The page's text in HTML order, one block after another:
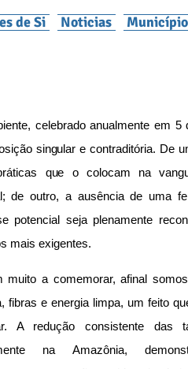
de Si Noticias
celebrado anualmente em 5
singular e contraditória. De
que o colocam na
de outro, a ausência de uma
potencial seja plenamente
mais exigentes.
muito a comemorar, afinal
fibras e energia limpa, um feito
A redução consistente das
na Amazônia,